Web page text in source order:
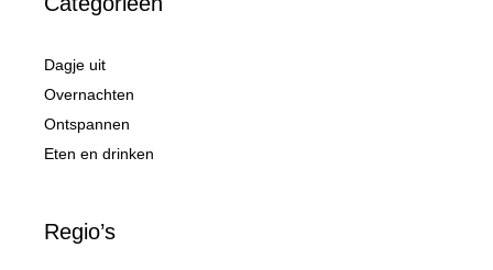
Dagje uit
Overnachten
Ontspannen
Eten en drinken
Regio’s